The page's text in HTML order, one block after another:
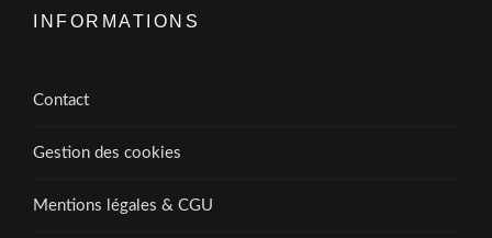
INFORMATIONS
Contact
Gestion des cookies
Mentions légales & CGU